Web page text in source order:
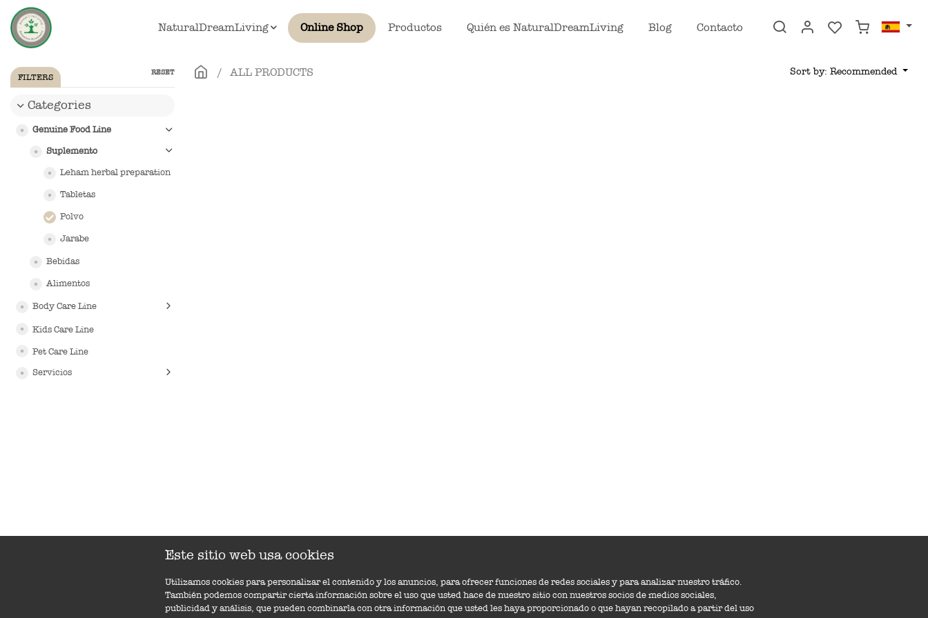
Skip to main content
NaturalDreamLiving
Online Shop Productos Quién es NaturalDreamLiving Blog Contacto
FILTERS RESET
Categories
Genuine Food Line
Suplemento
Leham herbal preparation
Tabletas
Polvo
Jarabe
Bebidas
Alimentos
Body Care Line
Kids Care Line
Pet Care Line
Servicios
Sort by: Recommended
ALL PRODUCTS
Este sitio web usa cookies
Utilizamos cookies para personalizar el contenido y los anuncios, para ofrecer funciones de redes sociales y para analizar nuestro tráfico.
También podemos compartir cierta información sobre el uso que usted hace de nuestro sitio con nuestros socios de medios sociales,
publicidad y análisis, que pueden combinarla con otra información que usted les haya proporcionado o que hayan recopilado a partir del uso